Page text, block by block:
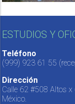
ESTUDIOS Y
Teléfono
(999) 923 61 55
Dirección
Calle 62 #508 Altos x
México.